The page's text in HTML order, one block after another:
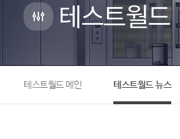
메이플 알림판
with maple
테스트월드
테스트월드 메인 테스트월드 뉴스